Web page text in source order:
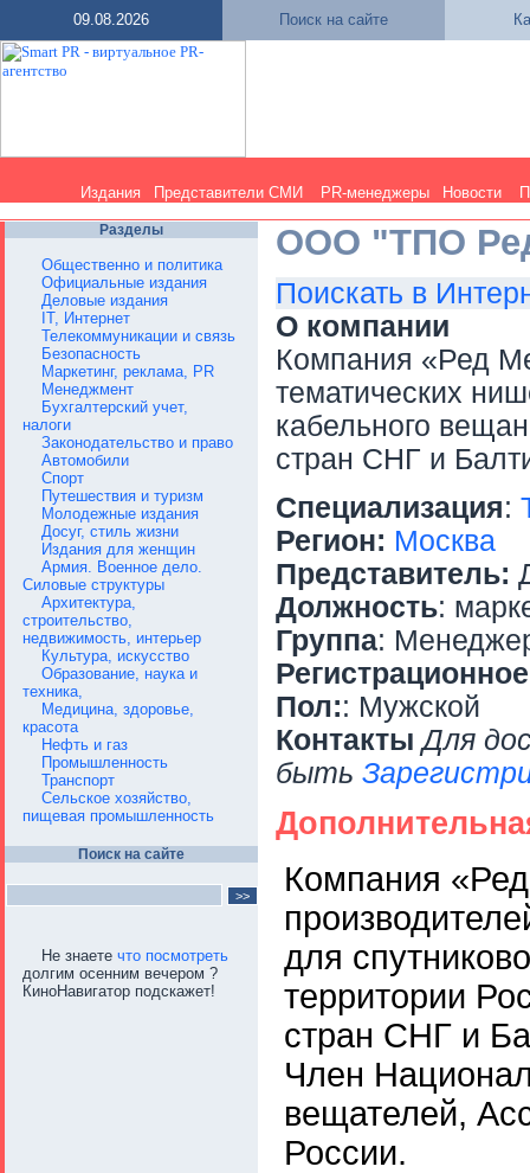
09.08.2026 Поиск на сайте
Издания Представители СМИ PR-менеджеры Новости
Разделы
Общественно и политика
Официальные издания
Деловые издания
IT, Интернет
Телекоммуникации и связь
Безопасность
Маркетинг, реклама, PR
Менеджмент
Бухгалтерский учет,
налоги
Законодательство и право
Автомобили
Спорт
Путешествия и туризм
Молодежные издания
Досуг, стиль жизни
Издания для женщин
Армия. Военное дело.
Силовые структуры
Архитектура,
строительство,
недвижимость, интерьер
Культура, искусство
Образование, наука и
техника,
Медицина, здоровье,
красота
Нефть и газ
Промышленность
Транспорт
Сельское хозяйство,
пищевая промышленность
Поиск на сайте
Не знаете что посмотреть
долгим осенним вечером ?
КиноНавигатор подскажет!
ООО "ТПО
Поискать в
О компании
Компания «Ред
тематических
кабельного
стран СНГ и
Специализация:
Регион: Москва
Представитель:
Должность:
Группа:
Пол:: Мужской
Контакты Для
быть
Компания
для
территории
стран СНГ и
Член
вещателей,
России.